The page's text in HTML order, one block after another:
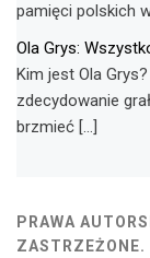
pamięci polskich
Ola Grys:
Kim jest Ola
zdecydowanie
brzmieć […]
PRAWA
ZASTRZEŻONE.